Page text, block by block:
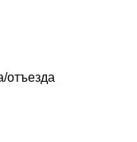
отъезда